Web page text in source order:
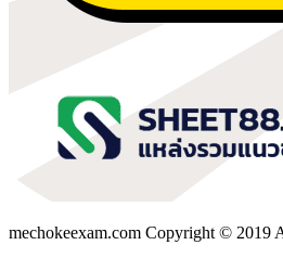
mechokeexam.com Copyright © 2019